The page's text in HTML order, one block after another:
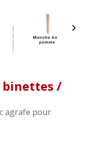

binettes /
agrafe pour